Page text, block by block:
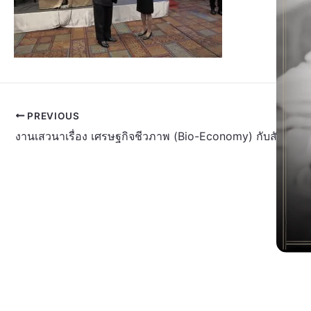
PREVIOUS
งานเสวนาเรื่อง เศรษฐกิจชีวภาพ (Bio-Economy) กับสังคมไ